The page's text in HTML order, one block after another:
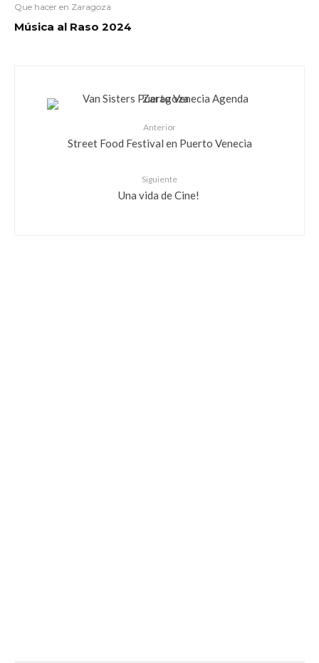
Que hacer en Zaragoza
Música al Raso 2024
Anterior
Street Food Festival en Puerto Venecia
Siguiente
Una vida de Cine!